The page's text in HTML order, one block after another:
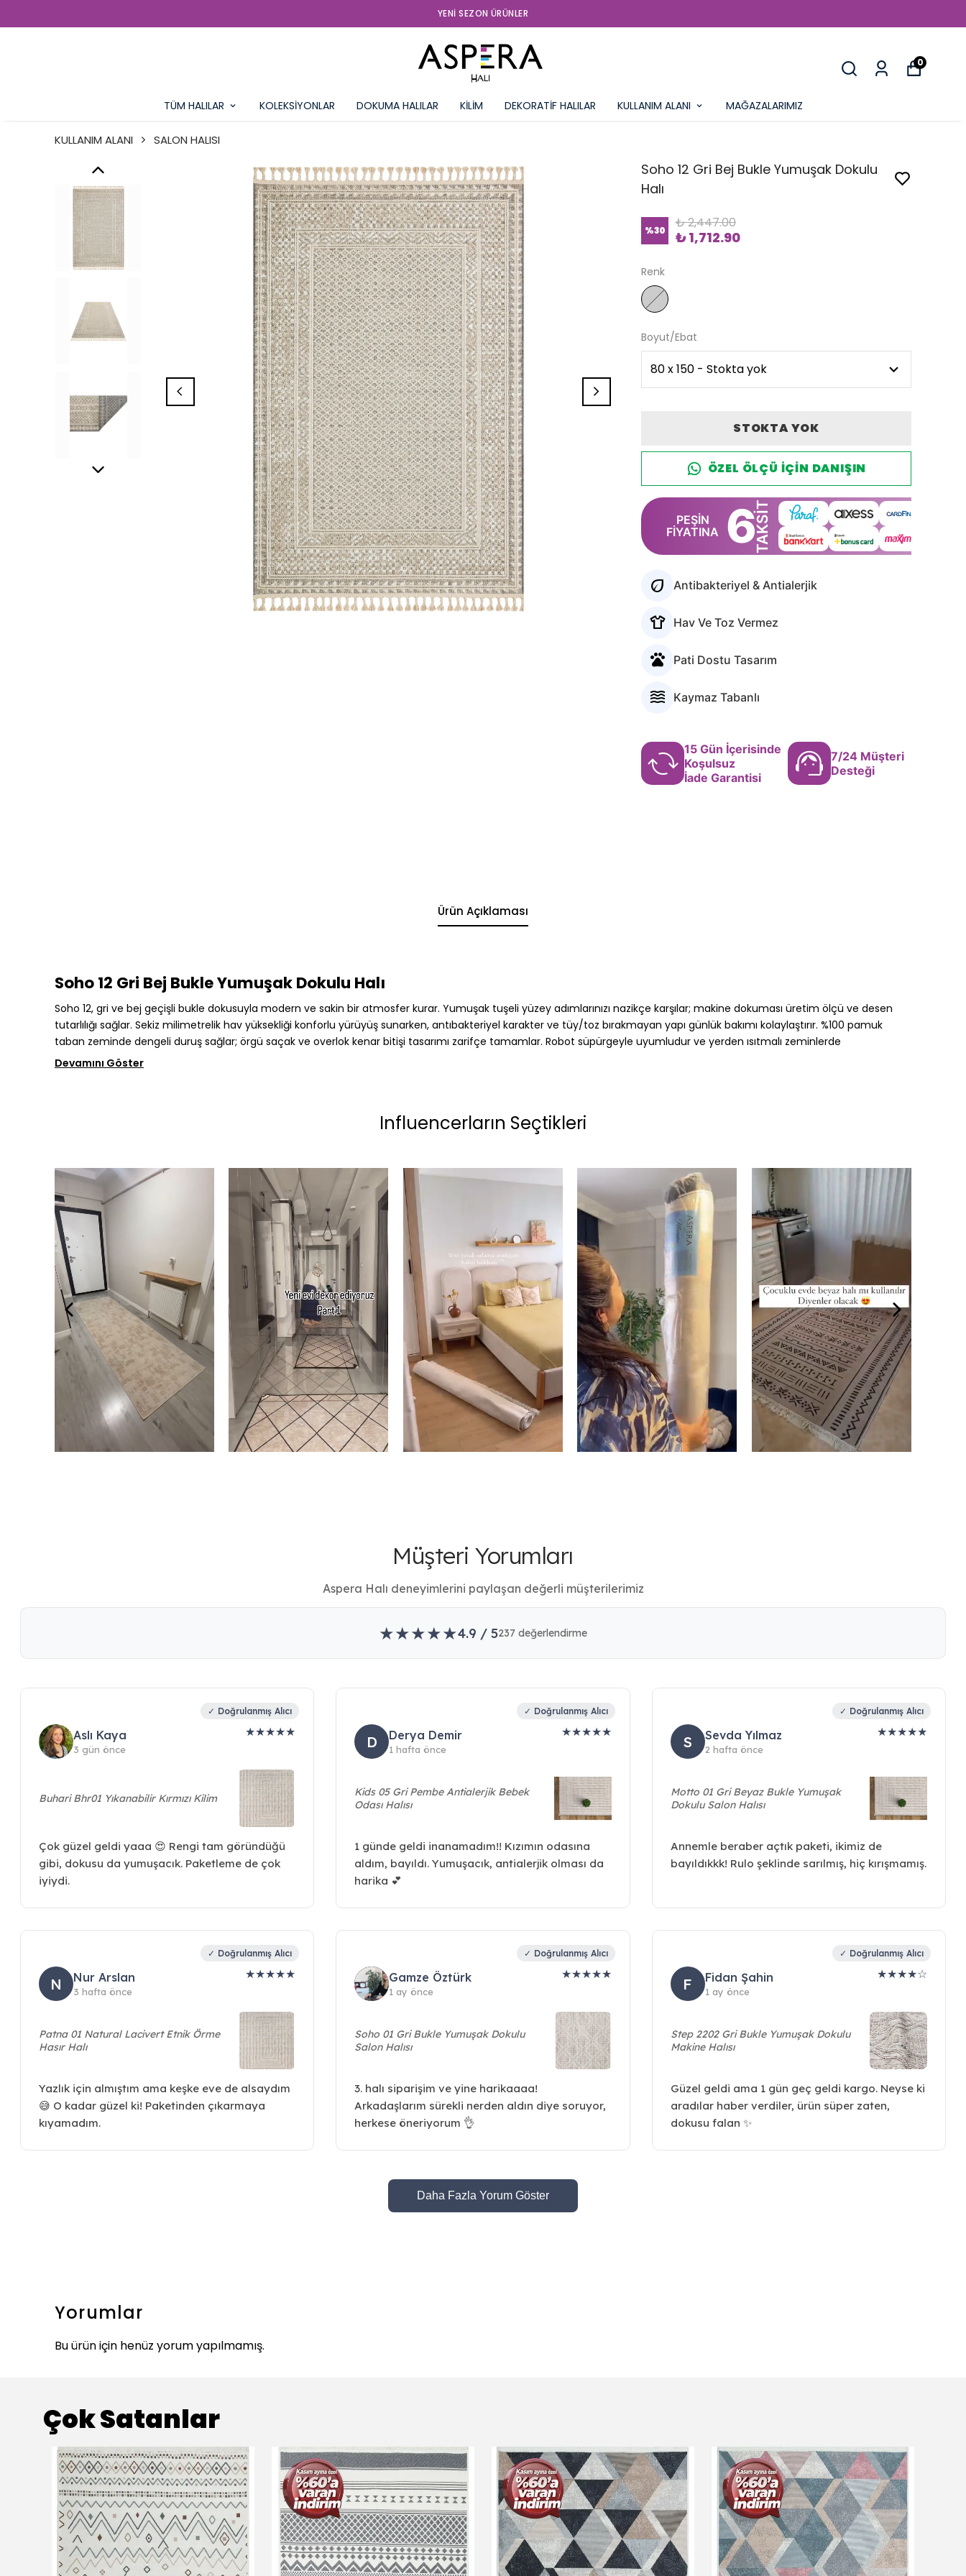
TÜRKIYE'NIN HER YERINE ÜCRETSIZ KARGO
TÜM HALILAR KOLEKSİYONLAR DOKUMA HALILAR KİLİM DEKORATİF HALILAR KULLANIM ALANI MAĞAZALARIMIZ
0
KULLANIM ALANI SALON HALISI
Soho 12 Gri Bej Bukle Yumuşak Dokulu
Halı
%30 ₺ 2,447.00
₺ 1,712.90
Renk
Boyut/Ebat
STOKTA YOK
ÖZEL ÖLÇÜ IÇIN DANIŞIN
Ürün Açıklaması
Soho 12 Gri Bej Bukle Yumuşak Dokulu Halı
Soho 12, gri ve bej geçişli bukle dokusuyla modern ve sakin bir atmosfer kurar. Yumuşak tuşeli yüzey adımlarınızı nazikçe karşılar; makine dokuması üretim ölçü ve desen
tutarlılığı sağlar. Sekiz milimetrelik hav yüksekliği konforlu yürüyüş sunarken, antıbakteriyel karakter ve tüy/toz bırakmayan yapı günlük bakımı kolaylaştırır. %100 pamuk
taban zeminde dengeli duruş sağlar; örgü saçak ve overlok kenar bitişi tasarımı zarifçe tamamlar. Robot süpürgeyle uyumludur ve yerden ısıtmalı zeminlerde
Devamını Göster
Influencerların Seçtikleri
Yorumlar
Bu ürün için henüz yorum yapılmamış.
Çok Satanlar